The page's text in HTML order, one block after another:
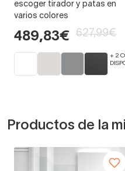
escoger tirador y patas en
varios colores
489,83€ 627,99€
+ 2
Productos de la